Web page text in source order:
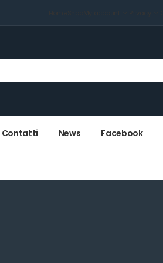
Contatti News Facebook